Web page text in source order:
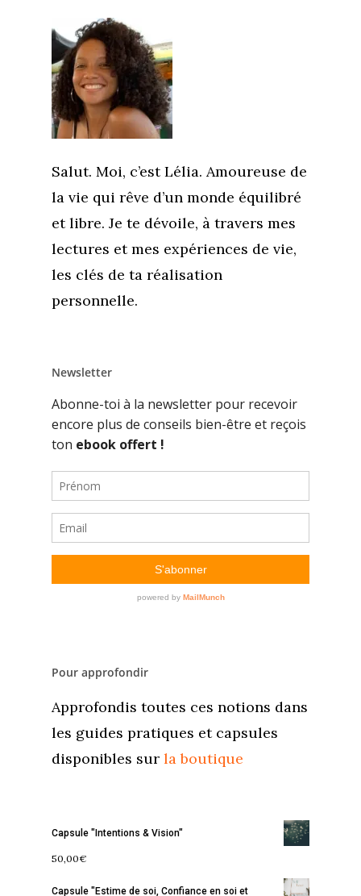
Salut. Moi, c’est Lélia. Amoureuse de
la vie qui rêve d’un monde équilibré
et libre. Je te dévoile, à travers mes
lectures et mes expériences de vie,
les clés de ta réalisation
personnelle.
Newsletter
Pour approfondir
Approfondis toutes ces notions dans
les guides pratiques et capsules
disponibles sur la boutique
Capsule "Intentions & Vision"
50,00€
Capsule "Estime de soi, Confiance en soi et